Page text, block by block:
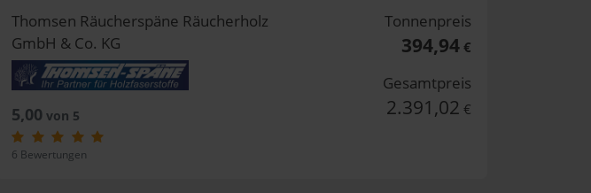
Thomsen Räucherspäne Räucherholz
GmbH & Co. KG
5,00 von 5
6 Bewertungen
Tonnenpreis
394,94€
Gesamtpreis
2.391,02 €